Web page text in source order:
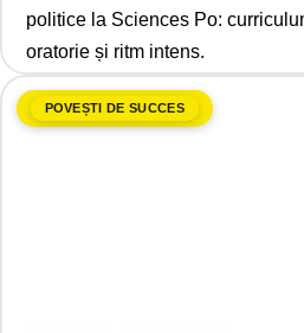
politice la Sciences Po:
oratorie și ritm intens.
POVEȘTI DE SUCCES